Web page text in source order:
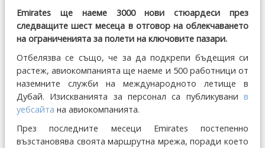
Emirates ще наеме 3000 нови стюардеси през
следващите шест месеца в отговор на облекчаването
на ограниченията за полети на ключовите пазари.
Отбелязва се също, че за да подкрепи бъдещия си
растеж, авиокомпанията ще наеме и 500 работници от
наземните служби на международното летище в
Дубай. Изискванията за персонал са публикувани в
уебсайта на авиокомпанията.
През последните месеци Emirates постепенно
възстановява своята маршрутна мрежа, поради което